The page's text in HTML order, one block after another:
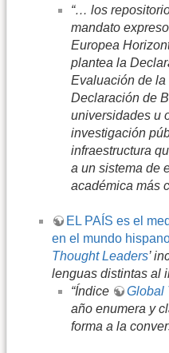
“… los
mandato
Europea
plantea la
Evaluación de la
Declaración de
universidades u
investigación
infraestructura
a un sistema de
académica más
EL PAÍS es el
en el mundo
Thought Leaders’
lenguas distintas al
“Índice
Global
año enumera y
forma a la